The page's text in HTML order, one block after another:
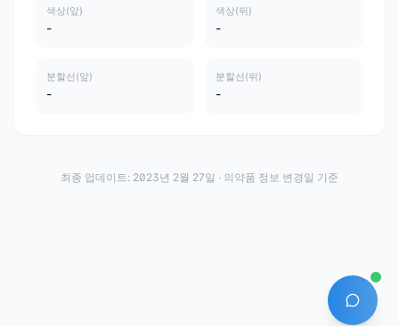
색상(앞)
-
색상(뒤)
-
분할선(앞)
-
분할선(뒤)
-
AI 에이
최종 업데이트: 2023년 2월 27일 · 의약품 정보 변경일 기준